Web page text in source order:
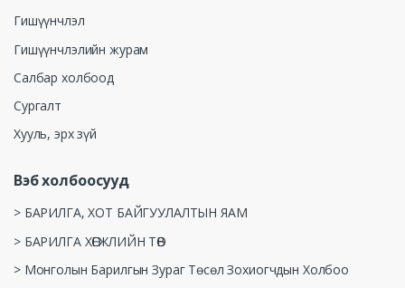
Гишүүнчлэл
Гишүүнчлэлийн журам
Салбар холбоод
Сургалт
Хууль, эрх зүй
Вэб холбоосууд
> БАРИЛГА, ХОТ БАЙГУУЛАЛТЫН ЯАМ
> БАРИЛГА ХӨГЖЛИЙН ТӨВ
> Монголын Барилгын Зураг Төсөл Зохиогчдын Холбоо